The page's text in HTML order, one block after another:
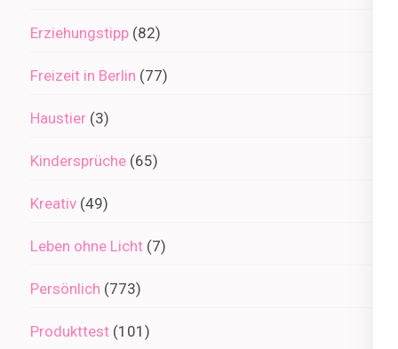
Erziehungstipp (82)
Freizeit in Berlin (77)
Haustier (3)
Kindersprüche (65)
Kreativ (49)
Leben ohne Licht (7)
Persönlich (773)
Produkttest (101)